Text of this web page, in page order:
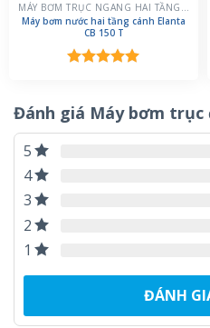
MÁY BƠM TRỤC NGANG HAI TẦNG CÁNH
Máy bơm nước hai tầng cánh Elanta
CB 150 T
5 sao
Đánh giá Máy bơm trục
5
4
3
2
1
ĐÁNH